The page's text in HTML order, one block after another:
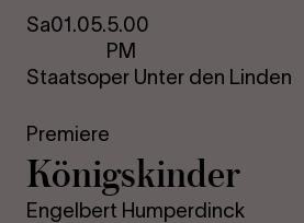
Sa01.05.5.00
PM
Staatsoper Unter den Linden
Premiere
Königskinder
Engelbert Humperdinck